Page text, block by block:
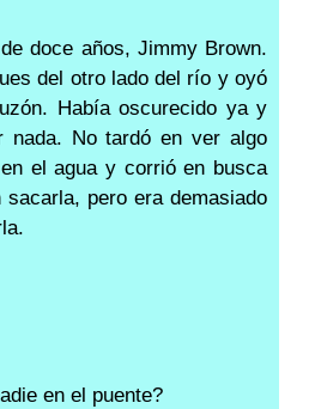
doce años, Jimmy Brown.
del otro lado del río y oyó
Había oscurecido ya y
nada. No tardó en ver algo
el agua y corrió en busca
sacarla, pero era demasiado
en el puente?